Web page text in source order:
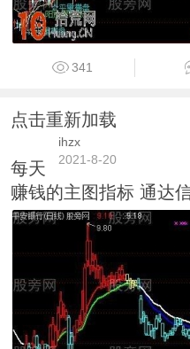
341
点击重新加载
ihzx
2021-8-20
每天
赚钱的主图指标 通达